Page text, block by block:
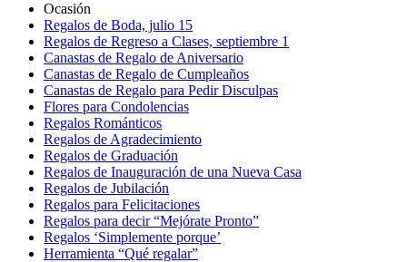
Ocasión
Regalos de Boda, julio 15
Regalos de Regreso a Clases, septiembre 1
Canastas de Regalo de Aniversario
Canastas de Regalo de Cumpleaños
Canastas de Regalo para Pedir Disculpas
Flores para Condolencias
Regalos Románticos
Regalos de Agradecimiento
Regalos de Graduación
Regalos de Inauguración de una Nueva Casa
Regalos de Jubilación
Regalos para Felicitaciones
Regalos para decir “Mejórate Pronto”
Regalos ‘Simplemente porque’
Herramienta “Qué regalar”